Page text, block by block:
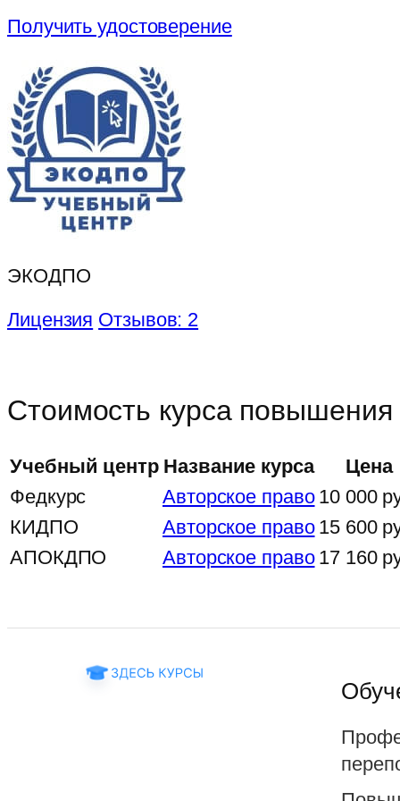
Получить удостоверение
ЭКОДПО
Лицензия Отзывов: 2
Стоимость курса повышения
Учебный центр Название курса
Цена
Федкурс
Авторское право 10 000
КИДПО
Авторское право 15 600
АПОКДПО
Авторское право 17 160